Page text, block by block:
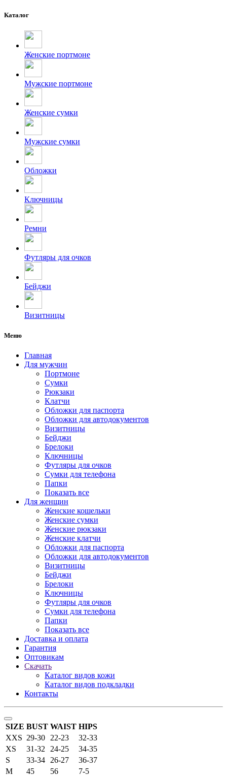
Каталог
Женские портмоне
Мужские портмоне
Женские сумки
Мужские сумки
Обложки
Ключницы
Ремни
Футляры для очков
Бейджи
Визитницы
Меню
Главная
Для мужчин
Портмоне
Сумки
Рюкзаки
Клатчи
Обложки для паспорта
Обложки для автодокументов
Визитницы
Бейджи
Брелоки
Ключницы
Футляры для очков
Сумки для телефона
Папки
Показать все
Для женщин
Женские кошельки
Женские сумки
Женские рюкзаки
Женские клатчи
Обложки для паспорта
Обложки для автодокументов
Визитницы
Бейджи
Брелоки
Ключницы
Футляры для очков
Сумки для телефона
Папки
Показать все
Доставка и оплата
Гарантия
Оптовикам
Скачать
Каталог видов кожи
Каталог видов подкладки
Контакты
SIZE BUST WAIST HIPS
XXS 29-30 22-23
32-33
XS
31-32 24-25
34-35
S
33-34 26-27
36-37
M
45 56
7-5